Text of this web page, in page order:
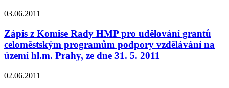
03.06.2011
Zápis z Komise Rady HMP pro udělování grantů
celoměstským programům podpory vzdělávání na
území hl.m. Prahy, ze dne 31. 5. 2011
02.06.2011